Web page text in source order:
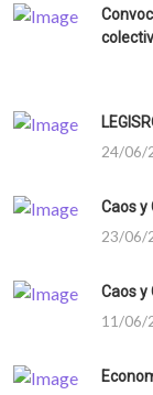
24/06/
Caos y
23/06/
Caos y
11/06/